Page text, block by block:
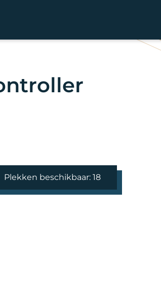
Plekken beschikbaar: 18